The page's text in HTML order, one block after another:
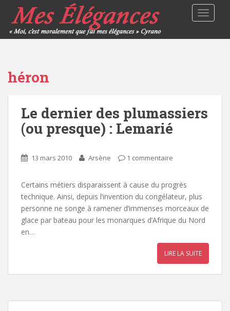
héron
Le dernier des plumassiers
(ou presque) : Lemarié
13 mars 2010 Arsène 1 commentaire
Certains métiers disparaissent à cause du progrès
technique. Ainsi, depuis l’invention du congélateur, plus
personne ne songe à ramener d’immenses morceaux de
glace par bateau pour les monarques d’Afrique du Nord
en…
LIRE LA SUITE